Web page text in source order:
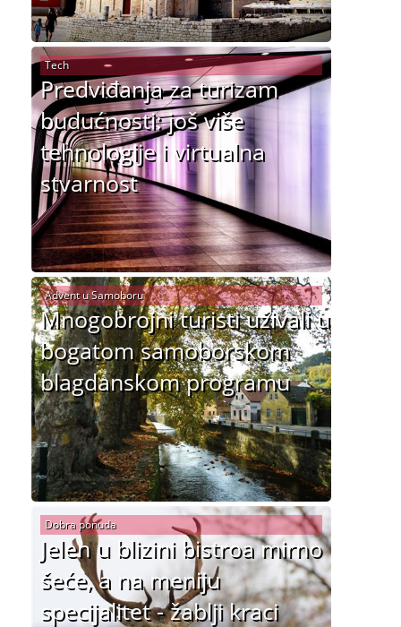
Predviđanja za turizam
budućnosti: još više
tehnologije i virtualna
stvarnost
Tech
Mnogobrojni turisti uživali u
bogatom samoborskom
blagdanskom programu
Advent u Samoboru
Jelen u blizini bistroa mirno
šeće, a na meniju
specijalitet - žablji kraci
Dobra ponuda